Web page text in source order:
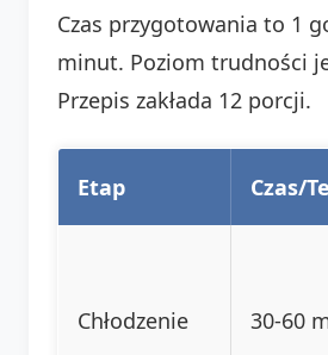
Czas przygotowania to 1
minut. Poziom trudności
Przepis zakłada 12 porcji.
Etap Czas/
Chłodzenie 30-60